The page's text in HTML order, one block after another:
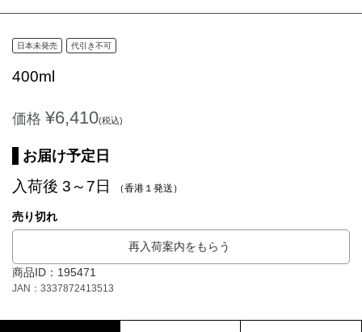
日本未発売 代引き不可
400ml
価格 ¥6,410(税込)
お届け予定日
入荷後 3～7日 （香港１発送）
売り切れ
再入荷案内をもらう
商品ID：195471
JAN：3337872413513